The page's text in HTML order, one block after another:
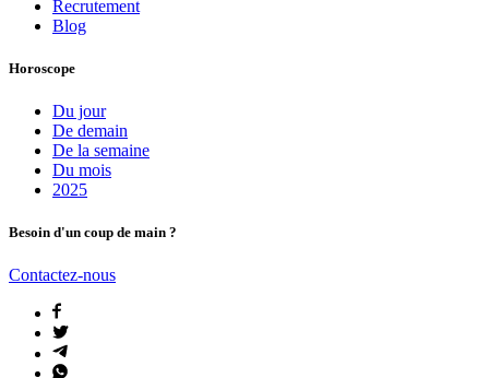
Recrutement
Blog
Horoscope
Du jour
De demain
De la semaine
Du mois
2025
Besoin d'un coup de main ?
Contactez-nous